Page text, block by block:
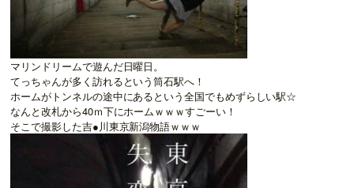
マリンドリームで遊んだ日曜日。
てっちゃんが多く訪れるという筒石駅へ！
ホームがトンネルの途中にあるという全国でもめずらしい駅☆
なんと改札から40ｍ下にホームｗｗｗすごーい！
そこで撮影した吉●川東京新潟物語ｗｗｗ